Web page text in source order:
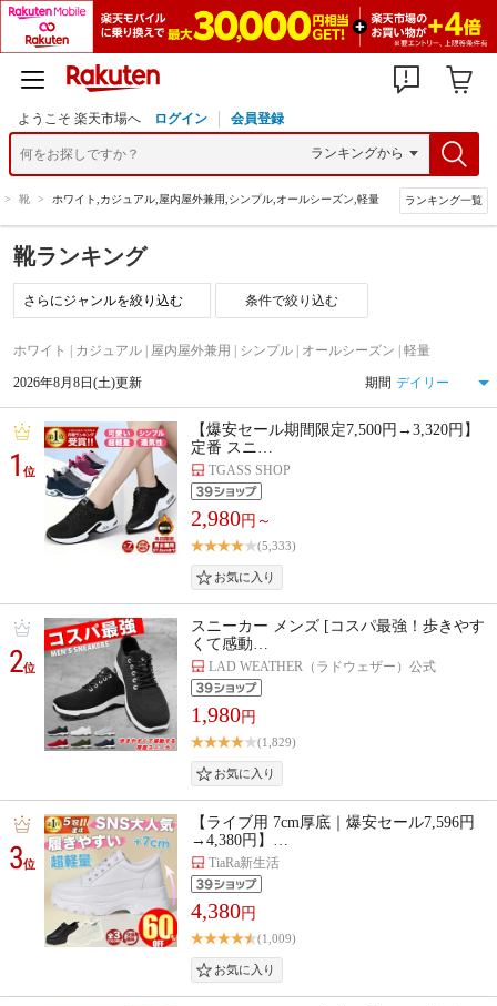
ようこそ 楽天市場へ ログイン 会員登録
> 靴 > ホワイト,カジュアル,屋内屋外兼用,シンプル,オールシーズン,軽量 ランキング一覧
靴ランキング
条件で絞り込む
ホワイト | カジュアル | 屋内屋外兼用 | シンプル | オールシーズン | 軽量
2026年8月8日(土)更新 期間
1位
【爆安セール期間限定7,500円→3,320円】
定番 スニ…
TGASS SHOP
2,980円～
(5,333)
2位
スニーカー メンズ [コスパ最強！歩きやす
くて感動…
LAD WEATHER（ラドウェザー）公式
1,980円
(1,829)
3位
【ライブ用 7cm厚底｜爆安セール7,596円
→4,380円】…
TiaRa新生活
4,380円
(1,009)